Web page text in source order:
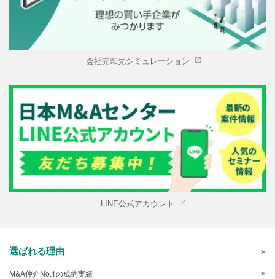
会社売却先シミュレーション
LINE公式アカウント
選ばれる理由
M&A仲介No.1の成約実績